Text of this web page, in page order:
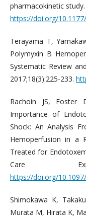
pharmacokinetic
https://doi.org/
Terayama T,
Polymyxin B
Systematic Review
2017;18(3):225-233.
Rachoin JS, Foster
Importance of
Shock: An Analysis
Hemoperfusion in a
Treated for
Care
https://doi.org/
Shimokawa K,
Murata M, Hirata K,